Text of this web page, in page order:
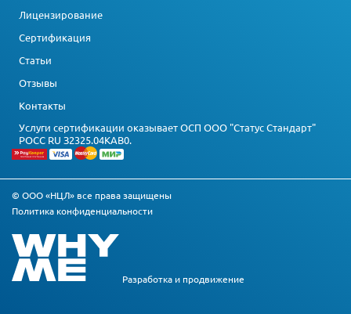
Лицензирование
Сертификация
Статьи
Отзывы
Контакты
Услуги сертификации оказывает ОСП ООО "Статус Стандарт"
РОСС RU З2325.04КАВ0.
© ООО «НЦЛ» все права защищены
Политика конфиденциальности
Разработка и продвижение